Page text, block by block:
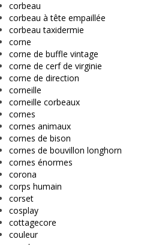
corbeau
corbeau à tête empaillée
corbeau taxidermie
corne
corne de buffle vintage
corne de cerf de virginie
corne de direction
corneille
corneille corbeaux
cornes
cornes animaux
cornes de bison
cornes de bouvillon longhorn
cornes énormes
corona
corps humain
corset
cosplay
cottagecore
couleur